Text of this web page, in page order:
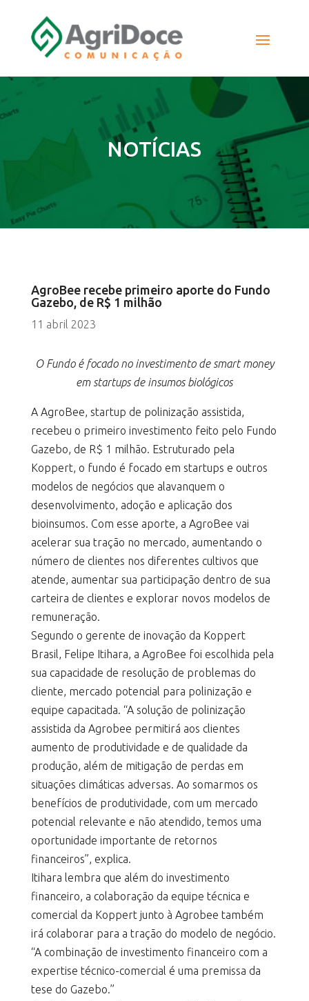
NOTÍCIAS
AgroBee recebe primeiro aporte do Fundo
Gazebo, de R$ 1 milhão
11 abril 2023
O Fundo é focado no investimento de smart money
em startups de insumos biológicos
A AgroBee, startup de polinização assistida,
recebeu o primeiro investimento feito pelo Fundo
Gazebo, de R$ 1 milhão. Estruturado pela
Koppert, o fundo é focado em startups e outros
modelos de negócios que alavanquem o
desenvolvimento, adoção e aplicação dos
bioinsumos. Com esse aporte, a AgroBee vai
acelerar sua tração no mercado, aumentando o
número de clientes nos diferentes cultivos que
atende, aumentar sua participação dentro de sua
carteira de clientes e explorar novos modelos de
remuneração.
Segundo o gerente de inovação da Koppert
Brasil, Felipe Itihara, a AgroBee foi escolhida pela
sua capacidade de resolução de problemas do
cliente, mercado potencial para polinização e
equipe capacitada. “A solução de polinização
assistida da Agrobee permitirá aos clientes
aumento de produtividade e de qualidade da
produção, além de mitigação de perdas em
situações climáticas adversas. Ao somarmos os
benefícios de produtividade, com um mercado
potencial relevante e não atendido, temos uma
oportunidade importante de retornos
financeiros”, explica.
Itihara lembra que além do investimento
financeiro, a colaboração da equipe técnica e
comercial da Koppert junto à Agrobee também
irá colaborar para a tração do modelo de negócio.
“A combinação de investimento financeiro com a
expertise técnico-comercial é uma premissa da
tese do Gazebo.”